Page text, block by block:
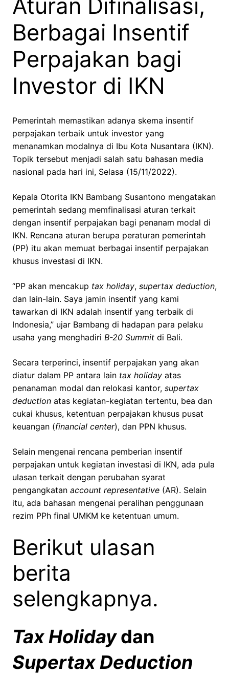
Aturan Difinalisasi,
Berbagai Insentif
Perpajakan bagi
Investor di IKN
Pemerintah memastikan adanya skema insentif
perpajakan terbaik untuk investor yang
menanamkan modalnya di Ibu Kota Nusantara (IKN).
Topik tersebut menjadi salah satu bahasan media
nasional pada hari ini, Selasa (15/11/2022).
Kepala Otorita IKN Bambang Susantono mengatakan
pemerintah sedang memfinalisasi aturan terkait
dengan insentif perpajakan bagi penanam modal di
IKN. Rencana aturan berupa peraturan pemerintah
(PP) itu akan memuat berbagai insentif perpajakan
khusus investasi di IKN.
“PP akan mencakup tax holiday, supertax deduction,
dan lain-lain. Saya jamin insentif yang kami
tawarkan di IKN adalah insentif yang terbaik di
Indonesia,” ujar Bambang di hadapan para pelaku
usaha yang menghadiri B-20 Summit di Bali.
Secara terperinci, insentif perpajakan yang akan
diatur dalam PP antara lain tax holiday atas
penanaman modal dan relokasi kantor, supertax
deduction atas kegiatan-kegiatan tertentu, bea dan
cukai khusus, ketentuan perpajakan khusus pusat
keuangan (financial center), dan PPN khusus.
Selain mengenai rencana pemberian insentif
perpajakan untuk kegiatan investasi di IKN, ada pula
ulasan terkait dengan perubahan syarat
pengangkatan account representative (AR). Selain
itu, ada bahasan mengenai peralihan penggunaan
rezim PPh final UMKM ke ketentuan umum.
Berikut ulasan
berita
selengkapnya.
Tax Holidaydan
Supertax Deduction